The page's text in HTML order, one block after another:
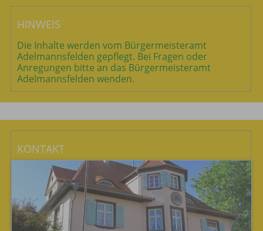
HINWEIS
Die Inhalte werden vom Bürgermeisteramt
Adelmannsfelden gepflegt. Bei Fragen oder
Anregungen bitte an das Bürgermeisteramt
Adelmannsfelden wenden.
KONTAKT